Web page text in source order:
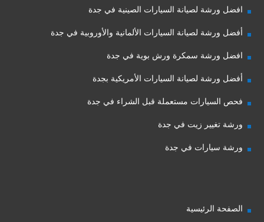
افضل ورشة لصيانة السيارات الصينية في جدة
أفضل ورشة لصيانة السيارات الألمانية والأوروبية في جدة
افضل ورشة سمكرة ورش بوية في جدة
أفضل ورشة لصيانة السيارات الأمريكية بجدة
فحص السيارات مستعملة قبل الشراء في جدة
ورشة تغيير زيت في جدة
ورشة سيارات في جدة
الصفحة الرئيسية